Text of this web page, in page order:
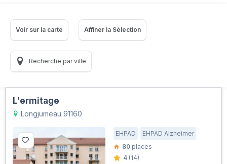
Voir sur la carte Affiner la Sélection
Recherche par ville
L'ermitage
Longjumeau 91160
EHPAD
EHPAD Alzheimer
80 places
4 (14)